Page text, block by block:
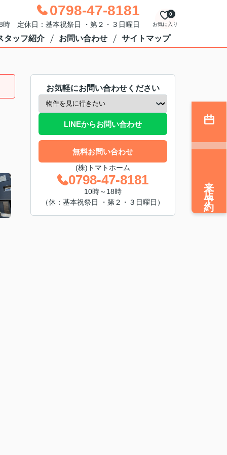
0798-47-8181
時 定休日：基本祝祭日 ・第２・３日曜日 お気に入り
0
タッフ紹介 お問い合わせ サイトマップ
お気軽にお問い合わせください
LINEからお問い合わせ
無料お問い合わせ
(株)トマトホーム
0798-47-8181
10時～18時
（休：基本祝祭日 ・第２・３日曜日）
来店予約